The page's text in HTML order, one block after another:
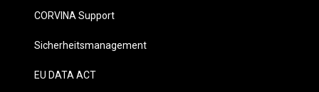
CORVINA Support
Sicherheitsmanagement
EU DATA ACT